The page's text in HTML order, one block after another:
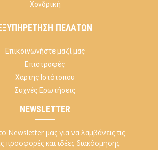
Χονδρική
ΠΕΛΑΤΏΝ
Επικοινωνήστε μαζί μας
Επιστροφές
Χάρτης Ιστότοπου
Συχνές Ερωτήσεις
NEWSLETTER
Newsletter μας για να λαμβάνεις τις
προσφορές και ιδέες διακόσμησης.